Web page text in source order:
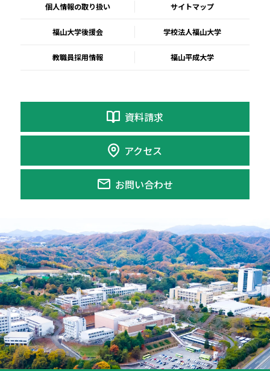
個人情報の取り扱い サイトマップ
福山大学後援会 学校法人福山大学
教職員採用情報 福山平成大学
資料請求
アクセス
お問い合わせ